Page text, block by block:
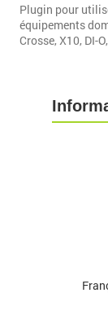
Plugin pour
équipements
Crosse, X10, DI-